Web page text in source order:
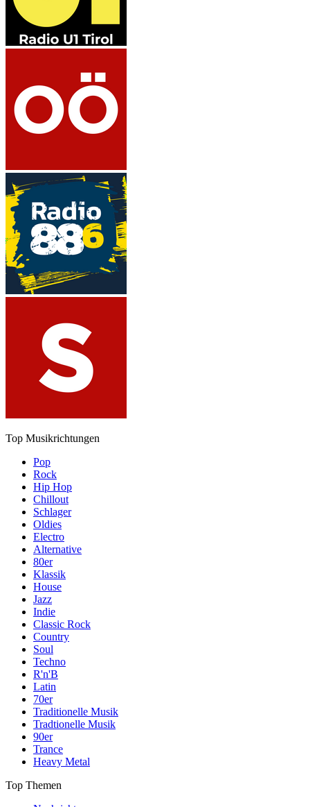
Top Musikrichtungen
Pop
Rock
Hip Hop
Chillout
Schlager
Oldies
Electro
Alternative
80er
Klassik
House
Jazz
Indie
Classic Rock
Country
Soul
Techno
R'n'B
Latin
70er
Traditionelle Musik
Tradtionelle Musik
90er
Trance
Heavy Metal
Top Themen